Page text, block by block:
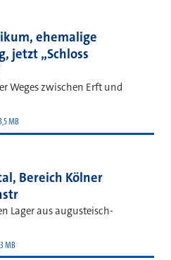
ehemalige
jetzt „Schloss
Weges zwischen Erft und
MB
Bereich Kölner
Lager aus augusteisch-
MB